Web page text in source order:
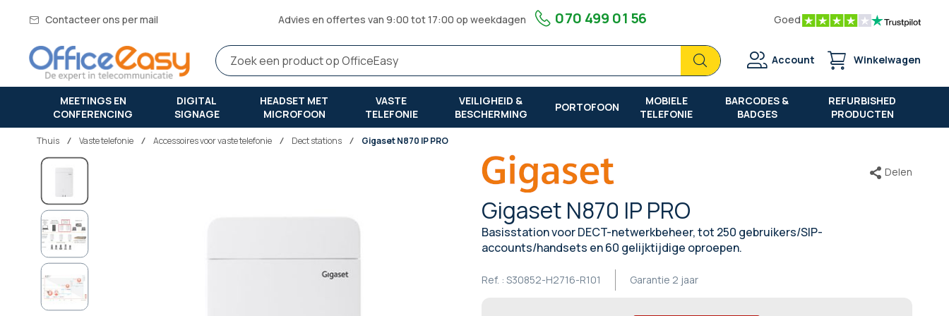
Contacteer ons per mail Advies en offertes van 9:00 tot 17:00 op weekdagen 070 499 01 56 Goed
Zoek
Zoek
Account Winkelwagen
MEETINGS EN
CONFERENCING
DIGITAL
SIGNAGE
HEADSET MET
MICROFOON
VASTE
TELEFONIE
VEILIGHEID &
BESCHERMING
PORTOFOON
MOBIELE
TELEFONIE
BARCODES &
BADGES
REFURBISHED
PRODUCTEN
Thuis vaste telefonie Accessoires voor vaste telefonie Dect stations Gigaset N870 IP PRO
Gigaset N870 IP PRO
Basisstation voor DECT-netwerkbeheer, tot 250 gebruikers/SIP-
accounts/handsets en 60 gelijktijdige oproepen.
Garantie 2 jaar
Ref. : S30852-H2716-R101
Delen
Ga
einde
van
de
afbeeldingen-
gallerij